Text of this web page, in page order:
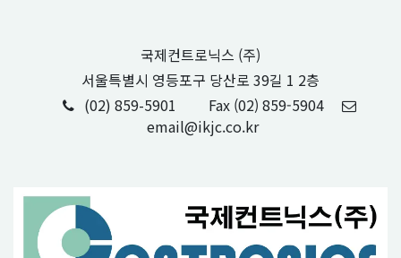
국제컨트로닉스 (주)
서울특별시 영등포구 당산로 39길 1 2층
(02) 859-5901
Fax (02) 859-5904
email@ikjc.co.kr